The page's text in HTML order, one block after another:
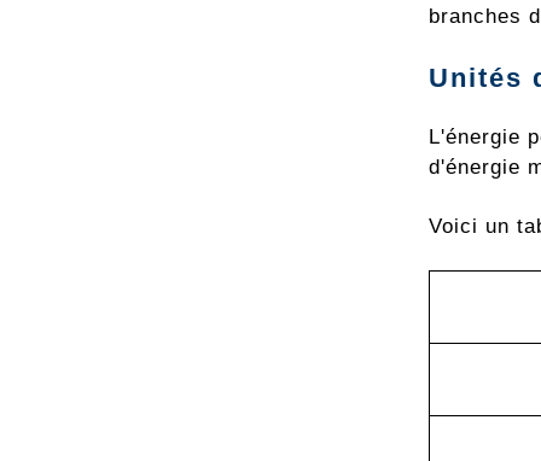
branches
Unités
L'énergie
d'énergie
Voici un